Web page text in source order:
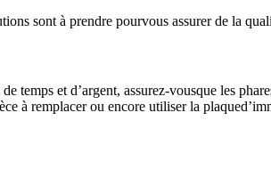
sont à prendre pourvous assurer de la
temps et d’argent, assurez-vousque les
à remplacer ou encore utiliser la